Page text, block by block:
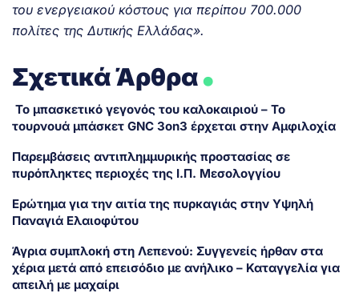
του ενεργειακού κόστους για περίπου 700.000
πολίτες της Δυτικής Ελλάδας».
Σχετικά Άρθρα.
Το μπασκετικό γεγονός του καλοκαιριού – Το
τουρνουά μπάσκετ GNC 3on3 έρχεται στην Αμφιλοχία
Παρεμβάσεις αντιπλημμυρικής προστασίας σε
πυρόπληκτες περιοχές της Ι.Π. Μεσολογγίου
Ερώτημα για την αιτία της πυρκαγιάς στην Υψηλή
Παναγιά Ελαιοφύτου
Άγρια συμπλοκή στη Λεπενού: Συγγενείς ήρθαν στα
χέρια μετά από επεισόδιο με ανήλικο – Καταγγελία για
απειλή με μαχαίρι